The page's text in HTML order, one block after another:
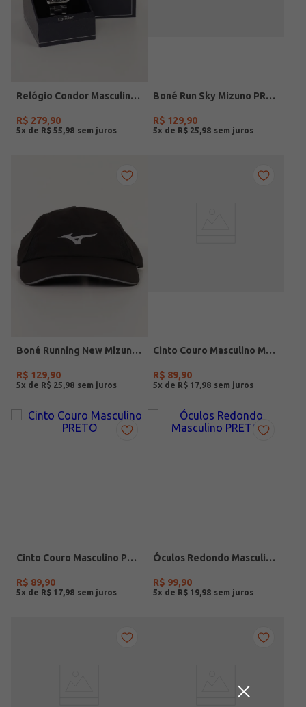
Relógio Condor Masculino PRATA
R$ 279,90
5x de R$ 55 98
Boné Run Sky Mizuno PRETO
R$ 129,90
5x de R$ 25 98
Boné Running New Mizuno PRETO
R$ 129,90
5x de R$ 25 98
Cinto Couro Masculino MARROM
R$ 89,90
5x de R$ 17 98
Cinto Couro Masculino PRETO
R$ 89,90
5x de R$ 17 98
Óculos Redondo Masculino PRETO
R$ 99,90
5x de R$ 19 98